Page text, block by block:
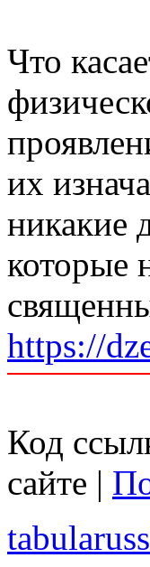
Что
их
никакие
которые
https://
Код
сайте |